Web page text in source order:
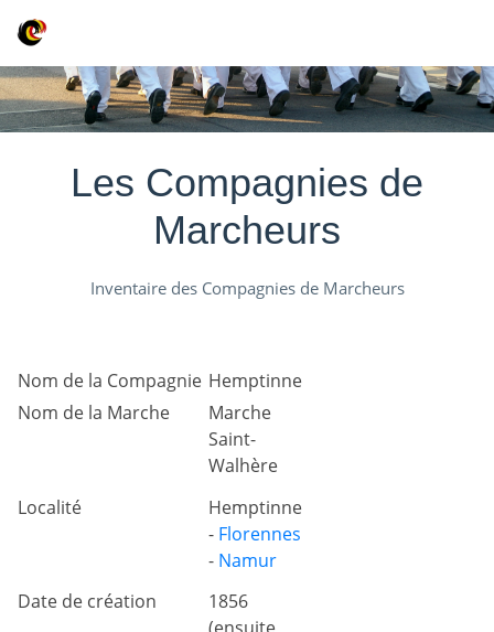
Les Compagnies de
Marcheurs
Inventaire des Compagnies de Marcheurs
Nom de la Compagnie Hemptinne
Nom de la Marche
Marche
Saint-
Walhère
Localité
Hemptinne
- Florennes
- Namur
Date de création
1856